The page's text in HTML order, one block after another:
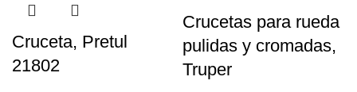
Cruceta, Pretul
21802
Crucetas para rueda
pulidas y cromadas,
Truper